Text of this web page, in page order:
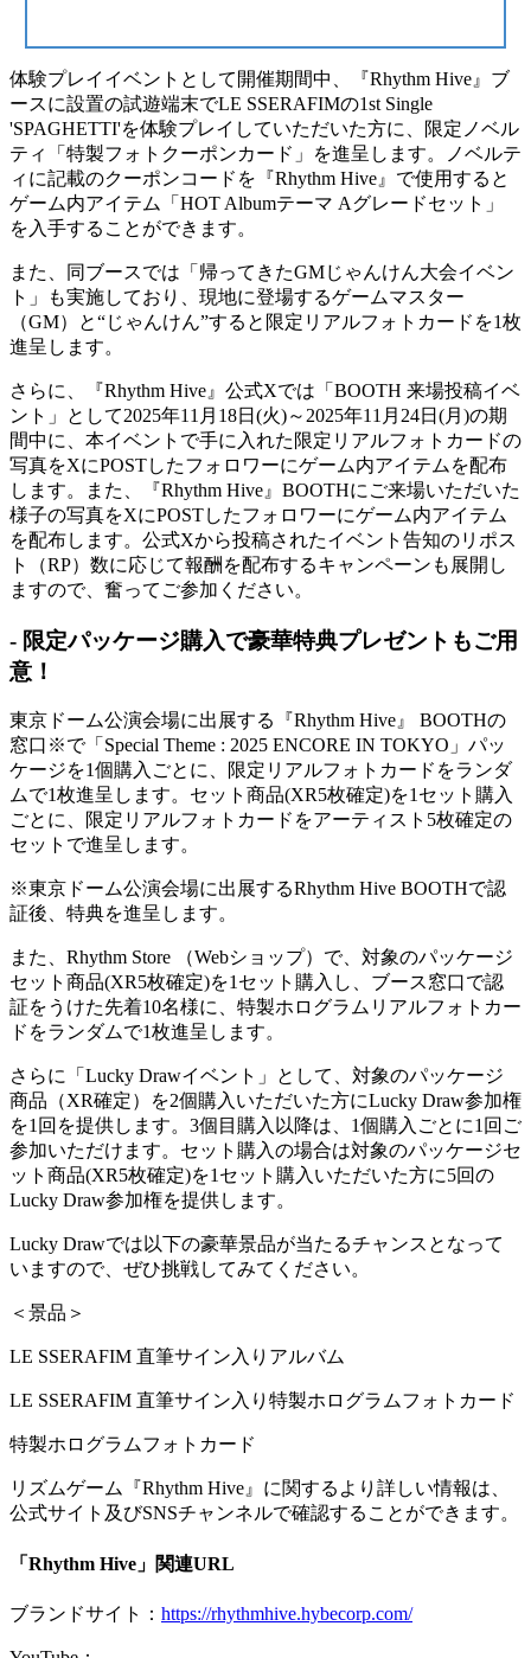
体験プレイイベントとして開催期間中、『Rhythm Hive』ブ
ースに設置の試遊端末でLE SSERAFIMの1st Single
'SPAGHETTI'を体験プレイしていただいた方に、限定ノベル
ティ「特製フォトクーポンカード」を進呈します。ノベルテ
ィに記載のクーポンコードを『Rhythm Hive』で使用すると
ゲーム内アイテム「HOT Albumテーマ Aグレードセット」
を入手することができます。
また、同ブースでは「帰ってきたGMじゃんけん大会イベン
ト」も実施しており、現地に登場するゲームマスター
（GM）と“じゃんけん”すると限定リアルフォトカードを1枚
進呈します。
さらに、『Rhythm Hive』公式Xでは「BOOTH 来場投稿イベ
ント」として2025年11月18日(火)～2025年11月24日(月)の期
間中に、本イベントで手に入れた限定リアルフォトカードの
写真をXにPOSTしたフォロワーにゲーム内アイテムを配布
します。また、『Rhythm Hive』BOOTHにご来場いただいた
様子の写真をXにPOSTしたフォロワーにゲーム内アイテム
を配布します。公式Xから投稿されたイベント告知のリポス
ト（RP）数に応じて報酬を配布するキャンペーンも展開し
ますので、奮ってご参加ください。
‐ 限定パッケージ購入で豪華特典プレゼントもご用
意！
東京ドーム公演会場に出展する『Rhythm Hive』 BOOTHの
窓口※で「Special Theme : 2025 ENCORE IN TOKYO」パッ
ケージを1個購入ごとに、限定リアルフォトカードをランダ
ムで1枚進呈します。セット商品(XR5枚確定)を1セット購入
ごとに、限定リアルフォトカードをアーティスト5枚確定の
セットで進呈します。
※東京ドーム公演会場に出展するRhythm Hive BOOTHで認
証後、特典を進呈します。
また、Rhythm Store （Webショップ）で、対象のパッケージ
セット商品(XR5枚確定)を1セット購入し、ブース窓口で認
証をうけた先着10名様に、特製ホログラムリアルフォトカー
ドをランダムで1枚進呈します。
さらに「Lucky Drawイベント」として、対象のパッケージ
商品（XR確定）を2個購入いただいた方にLucky Draw参加権
を1回を提供します。3個目購入以降は、1個購入ごとに1回ご
参加いただけます。セット購入の場合は対象のパッケージセ
ット商品(XR5枚確定)を1セット購入いただいた方に5回の
Lucky Draw参加権を提供します。
Lucky Drawでは以下の豪華景品が当たるチャンスとなって
いますので、ぜひ挑戦してみてください。
＜景品＞
LE SSERAFIM 直筆サイン入りアルバム
LE SSERAFIM 直筆サイン入り特製ホログラムフォトカード
特製ホログラムフォトカード
リズムゲーム『Rhythm Hive』に関するより詳しい情報は、
公式サイト及びSNSチャンネルで確認することができます。
「Rhythm Hive」関連URL
ブランドサイト： https://rhythmhive.hybecorp.com/